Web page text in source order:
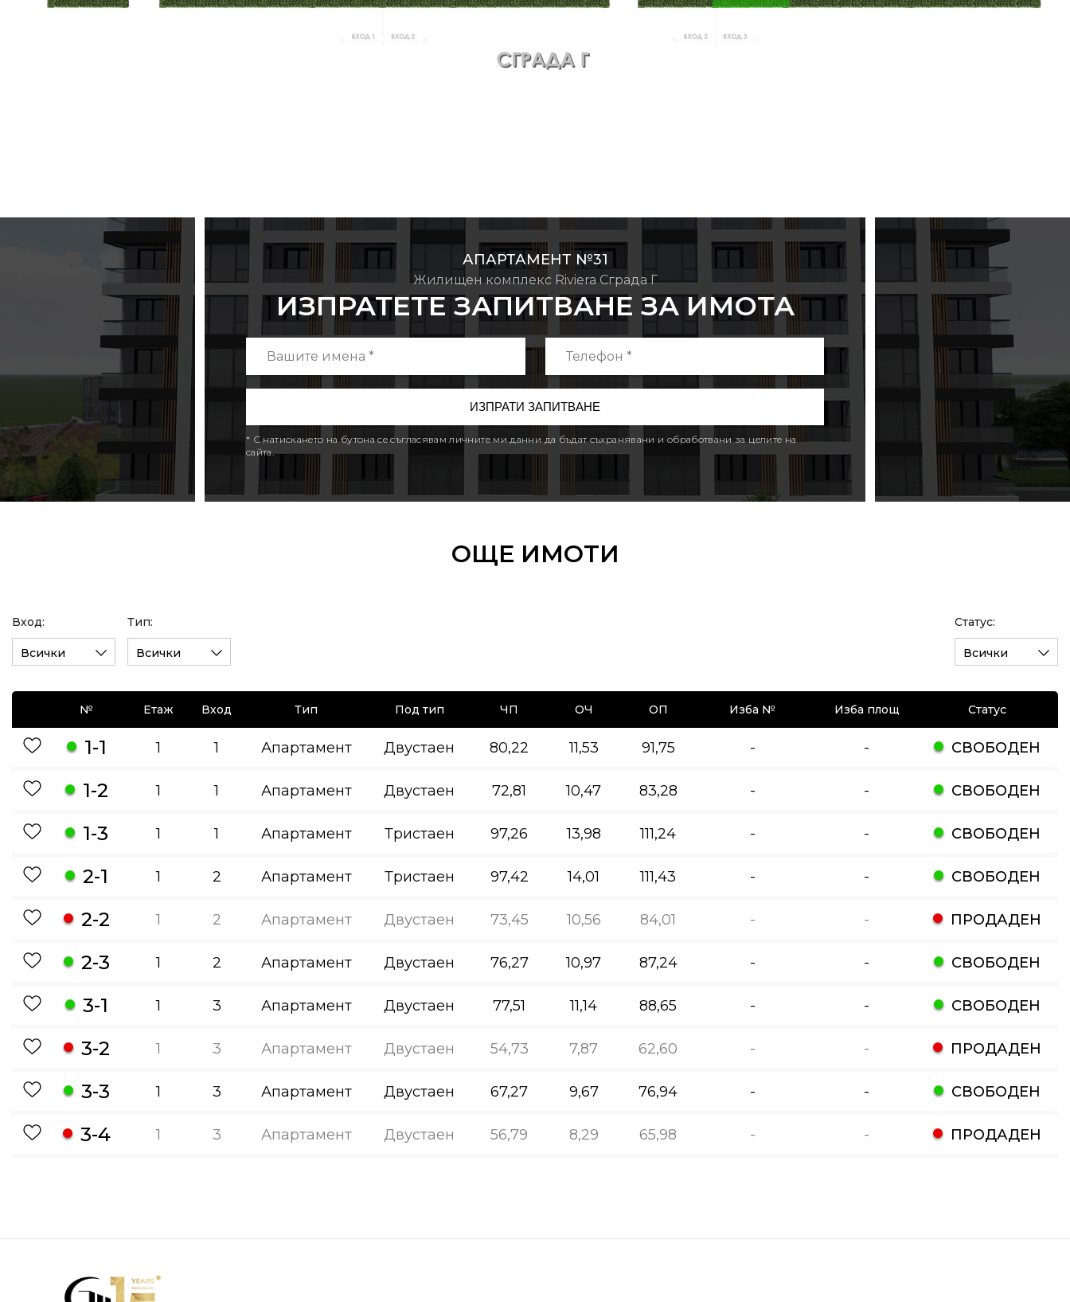
АПАРТАМЕНТ №31
Жилищен комплекс Riviera Сграда Г
ИЗПРАТЕТЕ ЗАПИТВАНЕ ЗА ИМОТА
* С натискането на бутона се съгласявам личните ми данни да бъдат съхранявани и обработвани за целите на
сайта.
ОЩЕ ИМОТИ
Вход:
Всички
Тип:
Всички
Статус:
Всички
№ Етаж Вход Тип Под тип ЧП ОЧ ОП Изба № Изба площ Статус
1-1 1 1 Апартамент Двустаен 80,22 11,53 91,75 - - СВОБОДЕН
1-2 1 1 Апартамент Двустаен 72,81 10,47 83,28 - - СВОБОДЕН
1-3 1 1 Апартамент Тристаен 97,26 13,98 111,24 - - СВОБОДЕН
2-1 1 2 Апартамент Тристаен 97,42 14,01 111,43 - - СВОБОДЕН
2-2 1 2 Апартамент Двустаен 73,45 10,56 84,01 - - ПРОДАДЕН
2-3 1 2 Апартамент Двустаен 76,27 10,97 87,24 - - СВОБОДЕН
3-1 1 3 Апартамент Двустаен 77,51 11,14 88,65 - - СВОБОДЕН
3-2 1 3 Апартамент Двустаен 54,73 7,87 62,60 - - ПРОДАДЕН
3-3 1 3 Апартамент Двустаен 67,27 9,67 76,94 - - СВОБОДЕН
3-4 1 3 Апартамент Двустаен 56,79 8,29 65,98 - - ПРОДАДЕН